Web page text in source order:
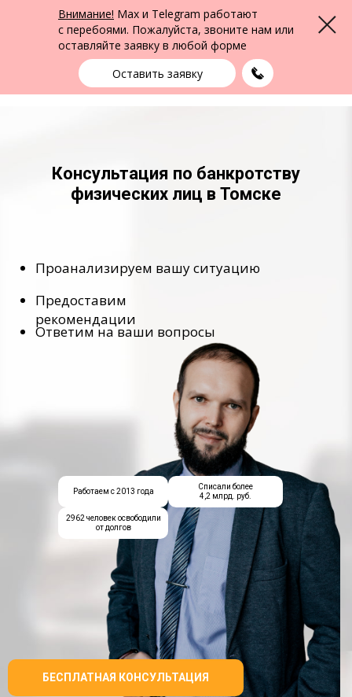
Меню
Юридическая помощь в Томске
ФПК Альтернатива
Томск
выбрать город
+7 (3822) 99-49-59
Внимание! Max и Telegram работают
с перебоями. Пожалуйста, звоните нам или
оставляйте заявку в любой форме
Оставить заявку
Проанализируем вашу ситуацию
Ответим на ваши вопросы
Консультация по банкротству
физических лиц в Томске
Предоставим
рекомендации
БЕСПЛАТНАЯ КОНСУЛЬТАЦИЯ
Работаем с 2013 года
Списали более
4,2 млрд. руб.
2962 человек освободили
от долгов